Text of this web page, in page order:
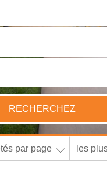
RECHERCHEZ
par page les